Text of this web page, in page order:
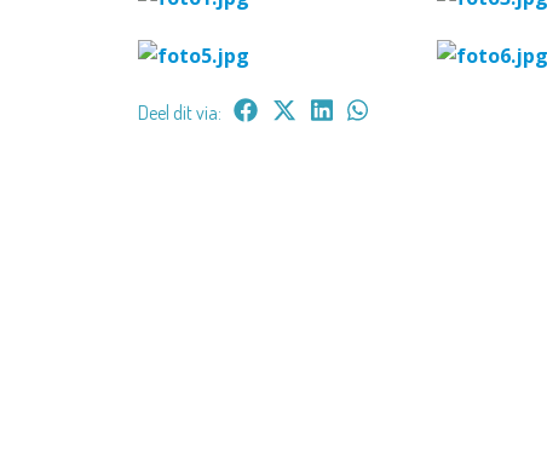
Deel dit via: